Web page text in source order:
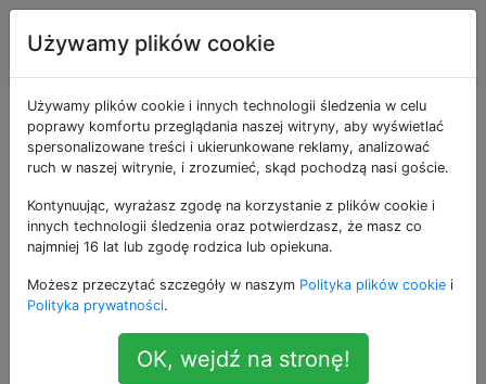
Inżynieria
oprogramowania
Pytania otagowane
jako problem-solving
Rozwiązywanie problemów obejmuje szereg technik
źródłowych itp.
Radzenie sobie z frustracją, gdy
rzeczy nie działają [zamknięte]
Używamy plików cookie
Używamy plików cookie i innych technologii śledzenia w celu
poprawy komfortu przeglądania naszej witryny, aby wyświetlać
spersonalizowane treści i ukierunkowane reklamy, analizować
ruch w naszej witrynie, i zrozumieć, skąd pochodzą nasi goście.
Kontynuując, wyrażasz zgodę na korzystanie z plików cookie i
innych technologii śledzenia oraz potwierdzasz, że masz co
najmniej 16 lat lub zgodę rodzica lub opiekuna.
Możesz przeczytać szczegóły w naszym Polityka plików cookie i
Polityka prywatności.
OK, wejdź na stronę!